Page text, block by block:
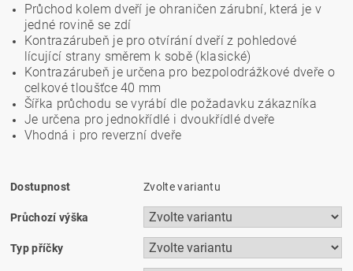
Průchod kolem dveří je ohraničen zárubní, která je v
jedné rovině se zdí
Kontrazárubeň je pro otvírání dveří z pohledové
lícující strany směrem k sobě (klasické)
Kontrazárubeň je určena pro bezpolodrážkové dveře o
celkové tloušťce 40 mm
Šířka průchodu se vyrábí dle požadavku zákazníka
Je určena pro jednokřídlé i dvoukřídlé dveře
Vhodná i pro reverzní dveře
Dostupnost Zvolte variantu
Průchozí výška
Typ příčky